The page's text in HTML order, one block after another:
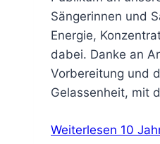
Sängerinnen und
Energie,
dabei. Danke an
Vorbereitung und
Gelassenheit, mit
Weiterlesen 10